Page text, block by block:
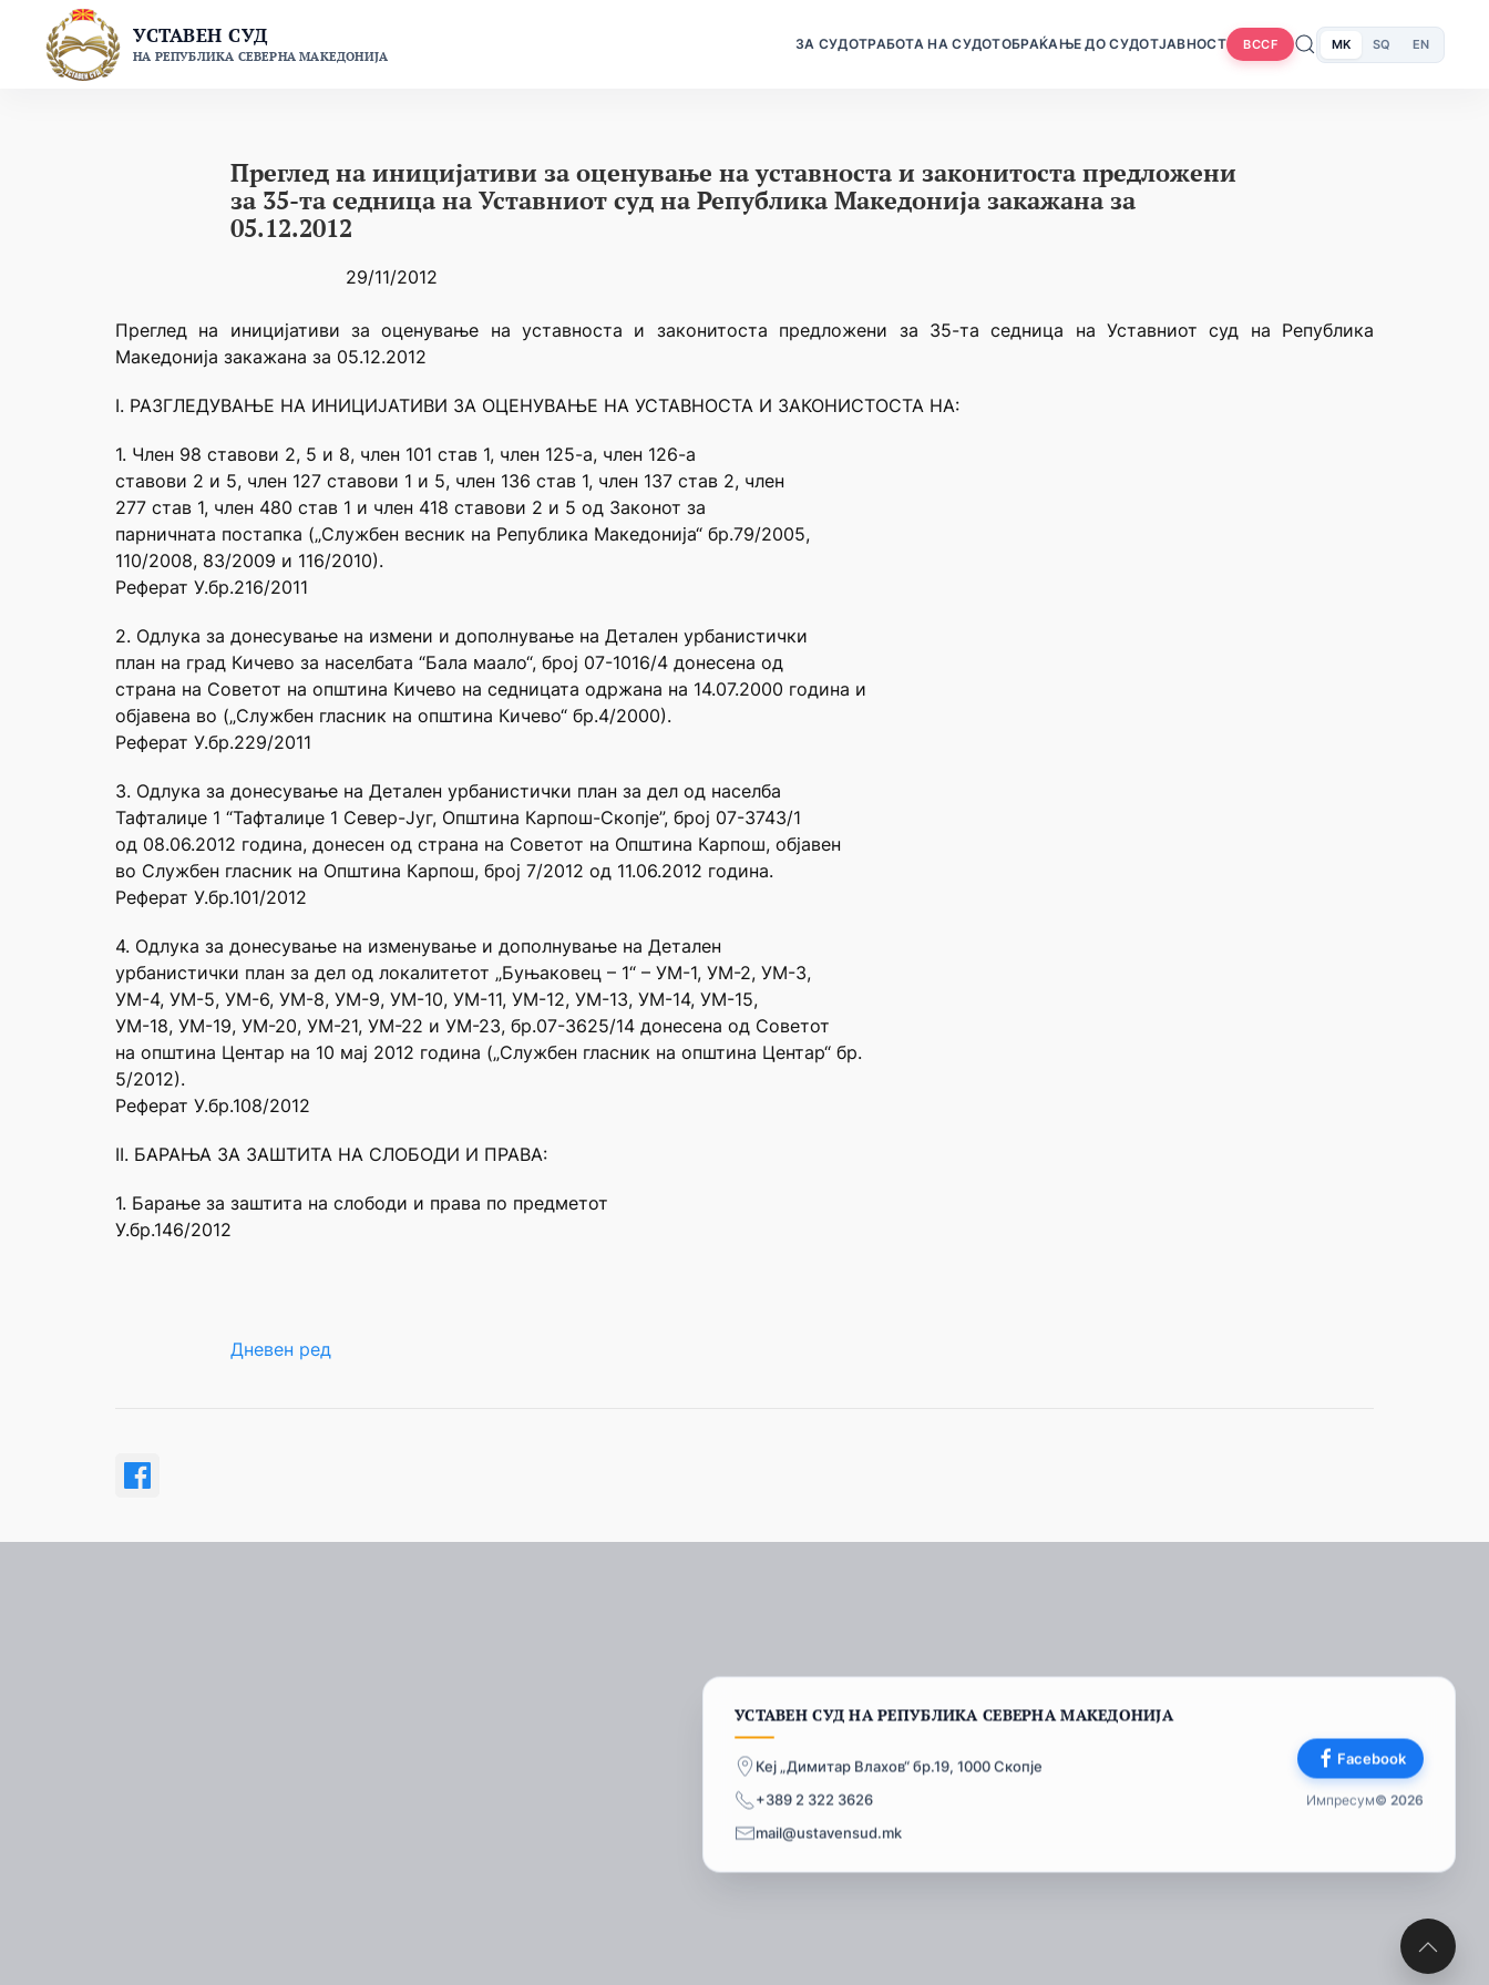
content
УСТАВЕН СУД
НА РЕПУБЛИКА СЕВЕРНА МАКЕДОНИЈА
ЗА СУДОТРАБОТА НА СУДОТОБРАЌАЊЕ ДО СУДОТЈАВНОСТ BCCF MK SQ EN
Преглед на иницијативи за оценување на уставноста и законитоста предложени
за 35-та седница на Уставниот суд на Република Македонија закажана за
05.12.2012
29/11/2012
Преглед на иницијативи за оценување на уставноста и законитоста предложени за 35-та седница на Уставниот суд на Република
Македонија закажана за 05.12.2012
I. РАЗГЛЕДУВАЊЕ НА ИНИЦИЈАТИВИ ЗА ОЦЕНУВАЊЕ НА УСТАВНОСТА И ЗАКОНИСТОСТА НА:
1. Член 98 ставови 2, 5 и 8, член 101 став 1, член 125-а, член 126-а
ставови 2 и 5, член 127 ставови 1 и 5, член 136 став 1, член 137 став 2, член
277 став 1, член 480 став 1 и член 418 ставови 2 и 5 од Законот за
парничната постапка („Службен весник на Република Македонија“ бр.79/2005,
110/2008, 83/2009 и 116/2010).
Реферат У.бр.216/2011
2. Одлука за донесување на измени и дополнување на Детален урбанистички
план на град Кичево за населбата “Бала маало“, број 07-1016/4 донесена од
страна на Советот на општина Кичево на седницата одржана на 14.07.2000 година и
објавена во („Службен гласник на општина Кичево“ бр.4/2000).
Реферат У.бр.229/2011
3. Одлука за донесување на Детален урбанистички план за дел од населба
Тафталиџе 1 “Тафталиџе 1 Север-Југ, Општина Карпош-Скопје”, број 07-3743/1
од 08.06.2012 година, донесен од страна на Советот на Општина Карпош, објавен
во Службен гласник на Општина Карпош, број 7/2012 од 11.06.2012 година.
Реферат У.бр.101/2012
4. Одлука за донесување на изменување и дополнување на Детален
урбанистички план за дел од локалитетот „Буњаковец – 1“ – УМ-1, УМ-2, УМ-3,
УМ-4, УМ-5, УМ-6, УМ-8, УМ-9, УМ-10, УМ-11, УМ-12, УМ-13, УМ-14, УМ-15,
УМ-18, УМ-19, УМ-20, УМ-21, УМ-22 и УМ-23, бр.07-3625/14 донесена од Советот
на општина Центар на 10 мај 2012 година („Службен гласник на општина Центар“ бр.
5/2012).
Реферат У.бр.108/2012
II. БАРАЊА ЗА ЗАШТИТА НА СЛОБОДИ И ПРАВА:
1. Барање за заштита на слободи и права по предметот
У.бр.146/2012
Дневен ред
УСТАВЕН СУД НА РЕПУБЛИКА СЕВЕРНА МАКЕДОНИЈА
Кеј „Димитар Влахов“ бр.19, 1000 Скопје
+389 2 322 3626
mail@ustavensud.mk
Facebook
Импресум© 2026